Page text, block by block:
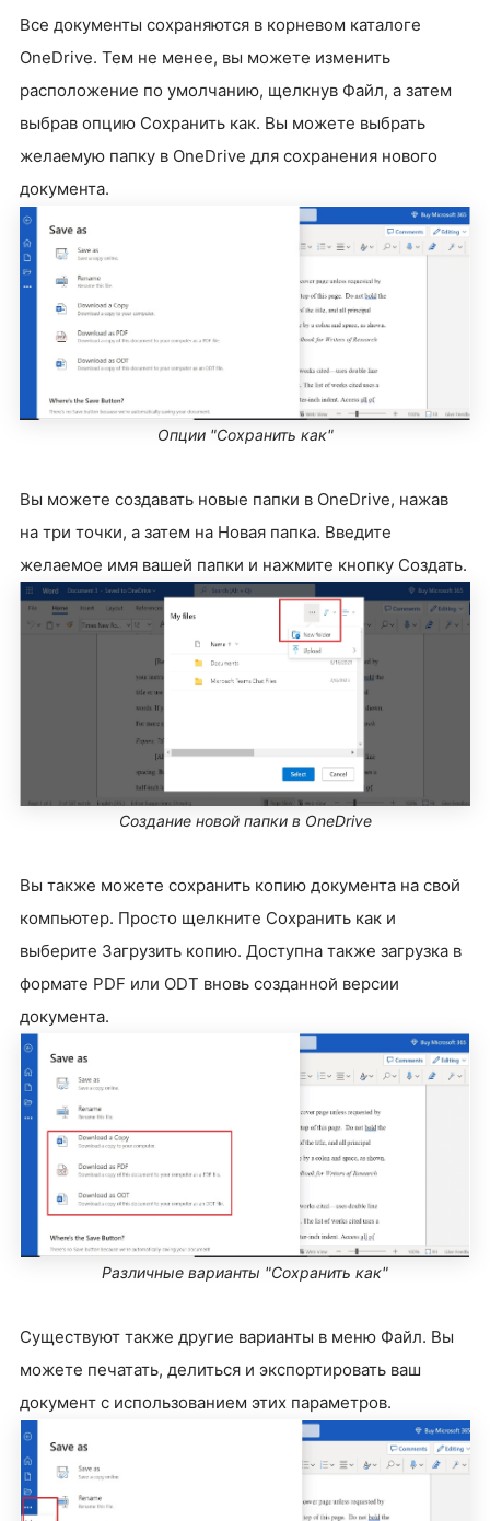
Все документы сохраняются в корневом каталоге
OneDrive. Тем не менее, вы можете изменить
расположение по умолчанию, щелкнув Файл, а затем
выбрав опцию Сохранить как. Вы можете выбрать
желаемую папку в OneDrive для сохранения нового
документа.
Опции "Сохранить как"
Вы можете создавать новые папки в OneDrive, нажав
на три точки, а затем на Новая папка. Введите
желаемое имя вашей папки и нажмите кнопку Создать.
Создание новой папки в OneDrive
Вы также можете сохранить копию документа на свой
компьютер. Просто щелкните Сохранить как и
выберите Загрузить копию. Доступна также загрузка в
формате PDF или ODT вновь созданной версии
документа.
Различные варианты "Сохранить как"
Существуют также другие варианты в меню Файл. Вы
можете печатать, делиться и экспортировать ваш
документ с использованием этих параметров.